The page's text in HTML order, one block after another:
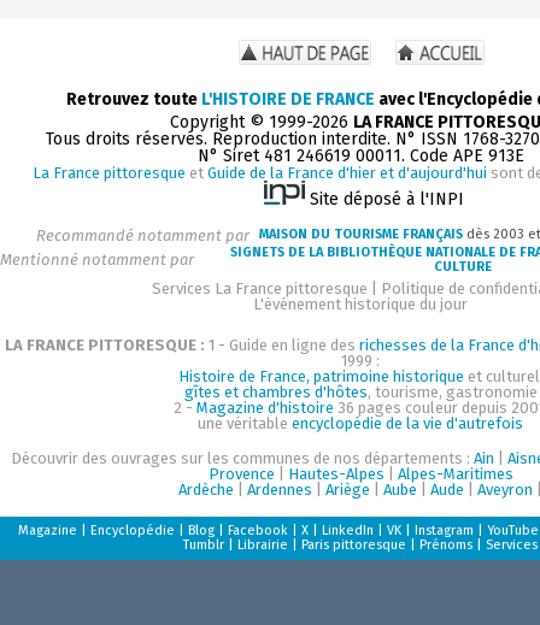
Retrouvez toute L'HISTOIRE DE FRANCE avec
Copyright © 1999-2026 LA FRANCE
Tous droits réservés. Reproduction interdite. N° ISSN 1768-
N° Siret 481 246619 00011. Code APE 913E
La France pittoresque et Guide de la France d'hier et d'aujourd'hui sont
Site déposé à l'INPI
Recommandé notamment par MAISON DU TOURISME FRANÇAIS dès 2003
Mentionné notamment par
SIGNETS DE LA BIBLIOTHÈQUE NATIONALE DE
CULTURE
Services La France pittoresque
Politique de
L'événement historique du jour
LA FRANCE PITTORESQUE : 1 - Guide en ligne des richesses de la France
1999 :
Histoire de France, patrimoine historique et
gîtes et chambres d'hôtes, tourisme, gastronomie
2 - Magazine d'histoire 36 pages couleur depuis
une véritableencyclopédie de la vie d'autrefois
Découvrir des ouvrages sur les communes de nos départements :Ain |
Provence
Hautes-Alpes
Alpes-Maritimes
Ardèche |Ardennes |Ariège |Aube |Aude |Aveyron
Magazine |Encyclopédie |Blog |Facebook |X |LinkedIn |VK |Instagram |YouTube
Tumblr |Librairie |Paris pittoresque |Prénoms Services